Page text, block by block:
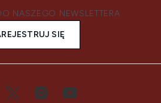
NASZEGO NEWSLETTERA
SIĘ